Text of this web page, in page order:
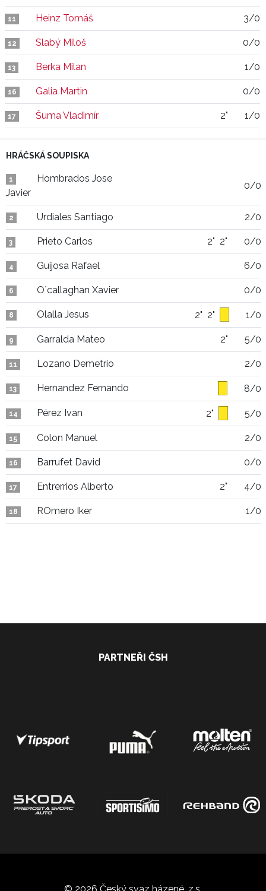
11 Heinz Tomáš 3/0
12 Slabý Miloš 0/0
13 Berka Milan 1/0
16 Galia Martin 0/0
17 Šuma Vladimír 2" 1/0
HRÁČSKÁ SOUPISKA
1
Hombrados Jose
Javier
0/0
2 Urdiales Santiago 2/0
3 Prieto Carlos 2" 2" 0/0
4 Guijosa Rafael 6/0
6 O´callaghan Xavier 0/0
8 Olalla Jesus 2" 2" 1/0
9 Garralda Mateo 2" 5/0
11 Lozano Demetrio 2/0
13 Hernandez Fernando 8/0
14 Pérez Ivan 2" 5/0
15 Colon Manuel 2/0
16 Barrufet David 0/0
17 Entrerrios Alberto 2" 4/0
18 ROmero Iker 1/0
PARTNEŘI ČSH